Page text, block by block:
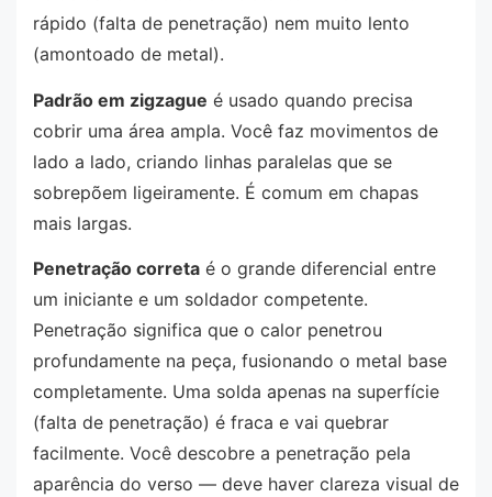
rápido (falta de penetração) nem muito lento
(amontoado de metal).
Padrão em zigzague é usado quando precisa
cobrir uma área ampla. Você faz movimentos de
lado a lado, criando linhas paralelas que se
sobrepõem ligeiramente. É comum em chapas
mais largas.
Penetração correta é o grande diferencial entre
um iniciante e um soldador competente.
Penetração significa que o calor penetrou
profundamente na peça, fusionando o metal base
completamente. Uma solda apenas na superfície
(falta de penetração) é fraca e vai quebrar
facilmente. Você descobre a penetração pela
aparência do verso — deve haver clareza visual de